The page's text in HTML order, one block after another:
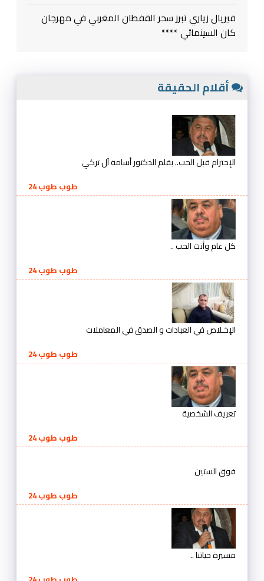
فيريال زياري تبرز سحر القفطان المغربي في مهرجان
كان السينمائي ****
أقلام الحقيقة
الإحترام قبل الحب.. بقلم الدكتور أسامة آل تركي
طوب طوب 24
كل عام وأنت الحب ..
طوب طوب 24
الإخـلاص في العبادات و الصدق في المعاملات
طوب طوب 24
تعريف الشخصية
طوب طوب 24
فوق الستين
طوب طوب 24
مسيرة حياتنا ..